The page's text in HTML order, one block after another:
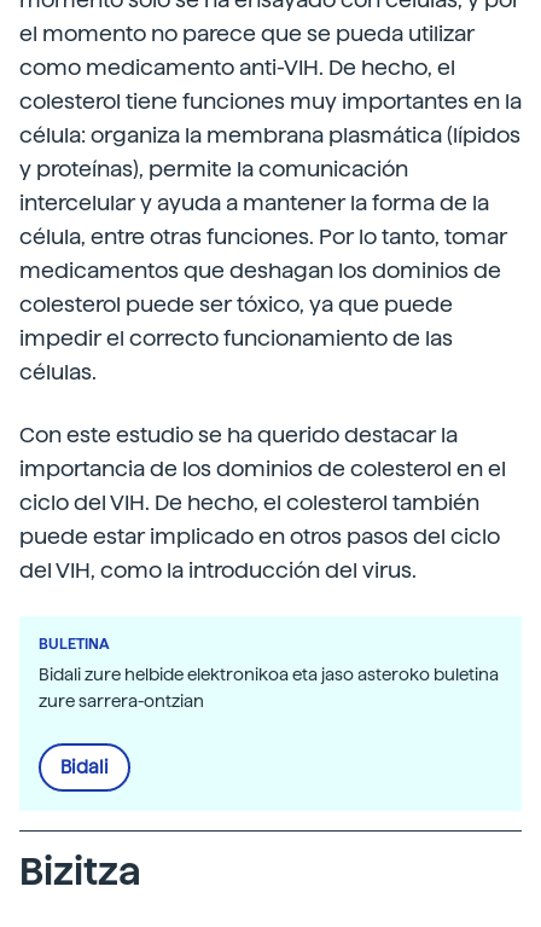
el momento no parece que se pueda utilizar
como medicamento anti-VIH. De hecho, el
colesterol tiene funciones muy importantes en la
célula: organiza la membrana plasmática (lípidos
y proteínas), permite la comunicación
intercelular y ayuda a mantener la forma de la
célula, entre otras funciones. Por lo tanto, tomar
medicamentos que deshagan los dominios de
colesterol puede ser tóxico, ya que puede
impedir el correcto funcionamiento de las
células.
Con este estudio se ha querido destacar la
importancia de los dominios de colesterol en el
ciclo del VIH. De hecho, el colesterol también
puede estar implicado en otros pasos del ciclo
del VIH, como la introducción del virus.
BULETINA
Bidali zure helbide elektronikoa eta jaso asteroko buletina
zure sarrera-ontzian
Bidali
Bizitza